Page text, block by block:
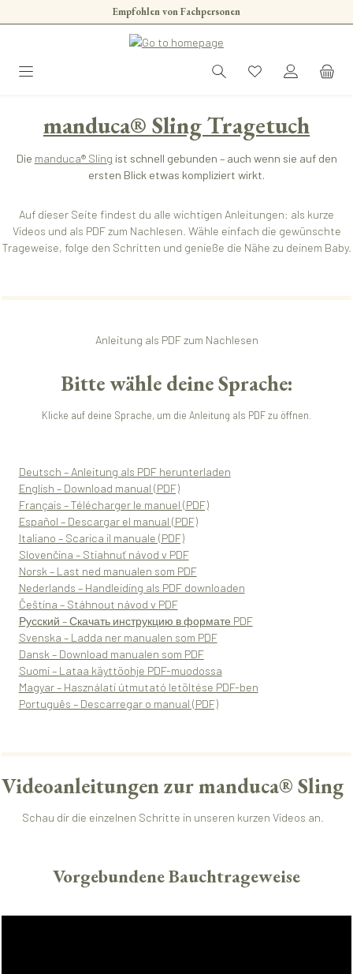
Zum Hauptinhalt springenEmpfohlen von Fachpersonen
manduca® Sling Tragetuch
Die manduca® Sling ist schnell gebunden – auch wenn sie auf den
ersten Blick etwas kompliziert wirkt.
Auf dieser Seite findest du alle wichtigen Anleitungen: als kurze
Videos und als PDF zum Nachlesen. Wähle einfach die gewünschte
Trageweise, folge den Schritten und genieße die Nähe zu deinem Baby.
Anleitung als PDF zum Nachlesen
Bitte wähle deine Sprache:
Klicke auf deine Sprache, um die Anleitung als PDF zu öffnen.
Deutsch – Anleitung als PDF herunterladen
English – Download manual (PDF)
Français – Télécharger le manuel (PDF)
Español – Descargar el manual (PDF)
Italiano – Scarica il manuale (PDF)
Slovenčina – Stiahnuť návod v PDF
Norsk – Last ned manualen som PDF
Nederlands – Handleiding als PDF downloaden
Čeština – Stáhnout návod v PDF
Русский – Скачать инструкцию в формате PDF
Svenska – Ladda ner manualen som PDF
Dansk – Download manualen som PDF
Suomi – Lataa käyttöohje PDF-muodossa
Magyar – Használati útmutató letöltése PDF-ben
Português – Descarregar o manual (PDF)
Videoanleitungen zur manduca® Sling
Schau dir die einzelnen Schritte in unseren kurzen Videos an.
Vorgebundene Bauchtrageweise